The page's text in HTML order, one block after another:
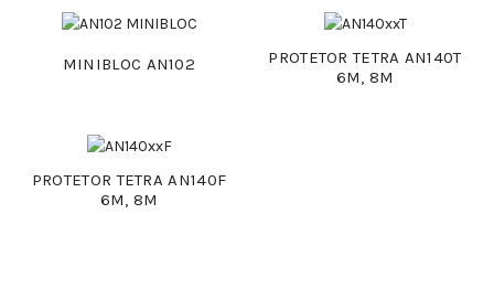
MINIBLOC AN102
PROTETOR TETRA AN140T
6M, 8M
PROTETOR TETRA AN140F
6M, 8M